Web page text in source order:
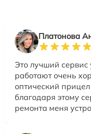
Платонова
Это лучший сервис
работают очень
оптический
благодаря этому
ремонта меня